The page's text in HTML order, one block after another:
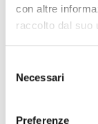
con altre
raccolto dal suo
delNecessari
Preferenze
Stratus hi hat